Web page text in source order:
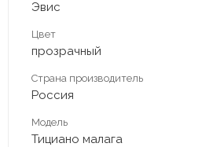
Эвис
Цвет
прозрачный
Страна производитель
Россия
Модель
Тициано малага